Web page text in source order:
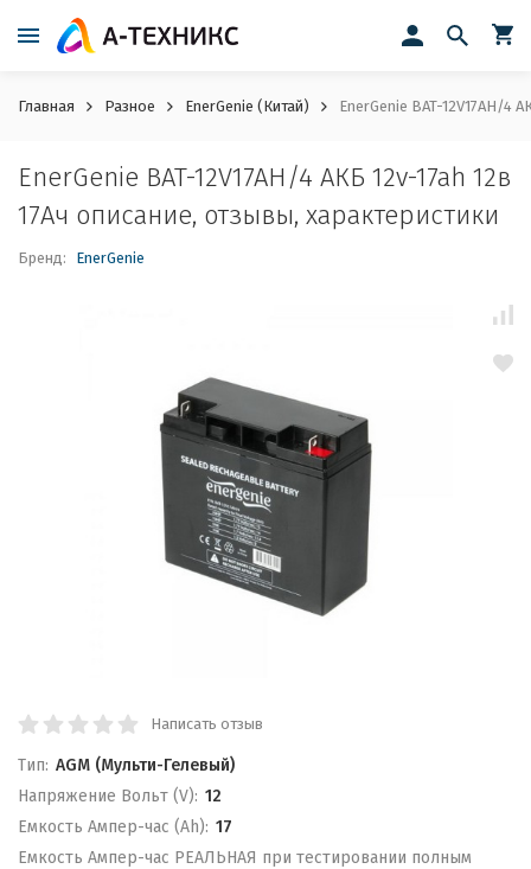
Главная Разное EnerGenie (Китай) EnerGenie BAT-12V17AH/4
EnerGenie BAT-12V17AH/4 АКБ 12v-17ah 12в
17Ач описание, отзывы, характеристики
Бренд: EnerGenie
Написать отзыв
Тип: AGM (Мульти-Гелевый)
Напряжение Вольт (V): 12
Емкость Ампер-час (Ah): 17
Емкость Ампер-час РЕАЛЬНАЯ при тестировании полным